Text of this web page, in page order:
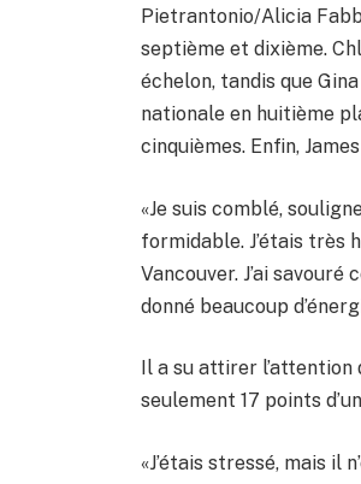
Pietrantonio/Alicia
septième et dixième.
échelon, tandis que
nationale en huitième
cinquièmes. Enfin,
«Je suis comblé,
formidable. J’étais très
Vancouver. J’ai savouré
donné beaucoup
Il a su attirer
seulement 17 points
«J’étais stressé, mais